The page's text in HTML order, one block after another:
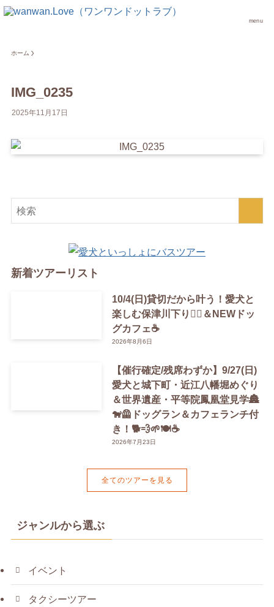
menu
ホーム
IMG_0235
2025年11月17日
新着ツアーリスト
10/4(日)貸切だから叶う！愛犬と
楽しむ保津川下り🚣‍♀️＆NEWドッ
グカフェ☕️
2026年8月6日
【催行確定/残席わずか】9/27(日)
愛犬と城下町・近江八幡堀めぐり
＆世界遺産・平等院鳳凰堂見学🏯
🐕‍🦺ドッグラン＆カフェランチ付
き！🐕💨🌱🍽️☕️
2026年7月23日
全てのツアーを見る
ジャンルから選ぶ
イベント
タクシーツアー